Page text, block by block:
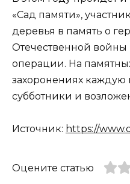
«Сад памяти»,
деревья в память о
Отечественной
операции. На
захоронениях
субботники и
Источник: https://
Оцените статью